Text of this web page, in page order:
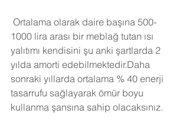
Ortalama olarak daire başına 500-
1000 lira arası bir meblağ tutan ısı
yalıtımı kendisini şu anki şartlarda 2
yılda amorti edebilmektedir.Daha
sonraki yıllarda ortalama % 40 enerji
tasarrufu sağlayarak ömür boyu
kullanma şansına sahip olacaksınız.